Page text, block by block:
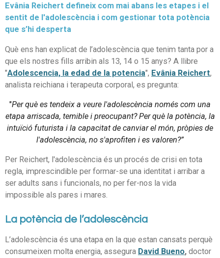
Evânia Reichert defineix com mai abans les etapes i el
sentit de l'adolescència i com gestionar tota potència
que s’hi desperta
Què ens han explicat de l’adolescència que tenim tanta por a
que els nostres fills arribin als 13, 14 o 15 anys? A llibre
"Adolescencia, la edad de la potencia", Evânia Reichert,
analista reichiana i terapeuta corporal, es pregunta:
"Per què es tendeix a veure l'adolescència només com una
etapa arriscada, temible i preocupant? Per què la potència, la
intuïció futurista i la capacitat de canviar el món, pròpies de
l'adolescència, no s'aprofiten i es valoren?”
Per Reichert, l'adolescència és un procés de crisi en tota
regla, imprescindible per formar-se una identitat i arribar a
ser adults sans i funcionals, no per fer-nos la vida
impossible als pares i mares.
La potència de l’adolescència
L’adolescència és una etapa en la que estan cansats perquè
consumeixen molta energia, assegura David Bueno, doctor